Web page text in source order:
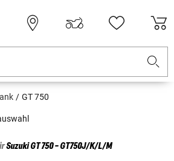
GT 750
SuzukiGT 750 - GT750J/K/L/M